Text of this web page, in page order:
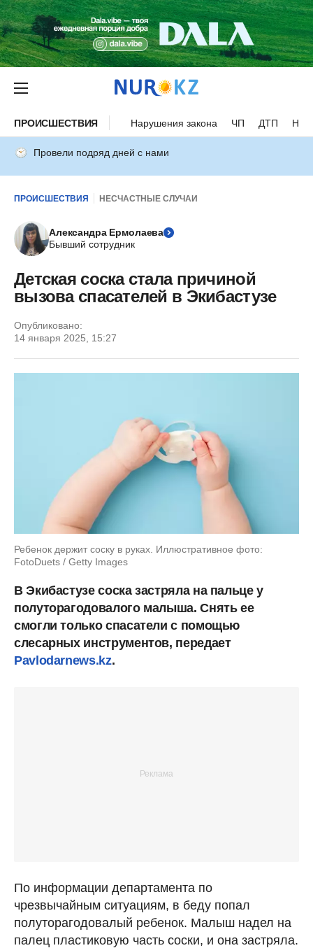
ПРОИСШЕСТВИЯ Нарушения закона ЧП ДТП
Провели подряд дней с нами
ПРОИСШЕСТВИЯ НЕСЧАСТНЫЕ СЛУЧАИ
Александра Ермолаева
Бывший сотрудник
Детская соска стала причиной
вызова спасателей в Экибастузе
Опубликовано:
14 января 2025, 15:27
Ребенок держит соску в руках. Иллюстративное фото:
FotoDuets / Getty Images
В Экибастузе соска застряла на пальце у
полуторагодовалого малыша. Снять ее
смогли только спасатели с помощью
слесарных инструментов, передает
Pavlodarnews.kz.
По информации департамента по
чрезвычайным ситуациям, в беду попал
полуторагодовалый ребенок. Малыш надел на
палец пластиковую часть соски, и она застряла.